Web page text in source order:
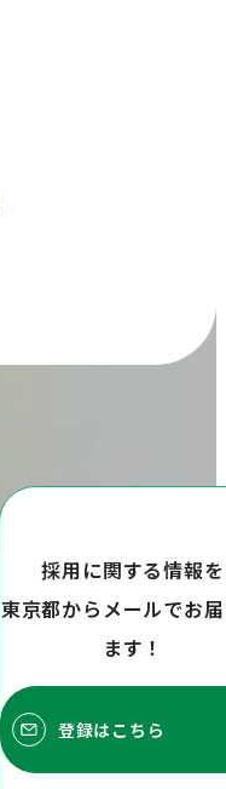
採用に関する情報を
東京都からメールでお
ます！
登録はこちら